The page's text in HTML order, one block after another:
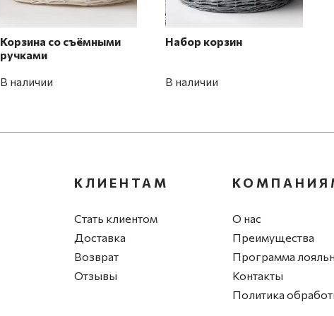
Корзина со съёмными
ручками
В наличии
Набор корзин
В наличии
КЛИЕНТАМ
Стать клиентом
Доставка
Возврат
Отзывы
О нас
Преимущества
Программа
Контакты
Политика